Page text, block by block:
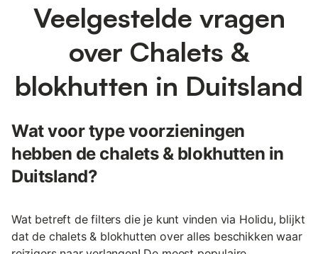
Veelgestelde vragen
over Chalets &
blokhutten in Duitsland
Wat voor type voorzieningen
hebben de chalets & blokhutten in
Duitsland?
Wat betreft de filters die je kunt vinden via Holidu, blijkt
dat de chalets & blokhutten over alles beschikken waar